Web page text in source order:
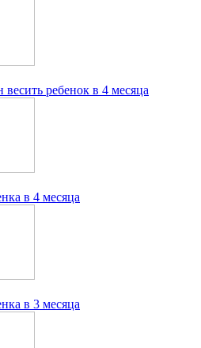
ребенок в 4 месяца
в 4 месяца
в 3 месяца